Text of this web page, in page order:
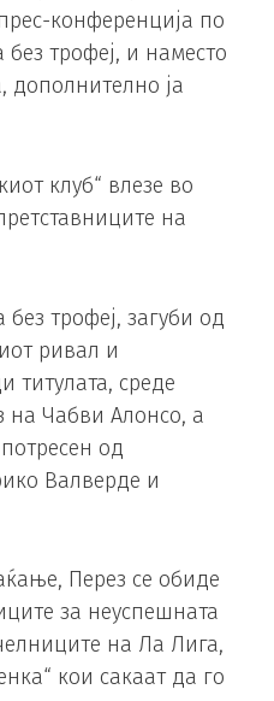
конференција по
без трофеј, и наместо
дополнително ја
клуб“ влезе во
на
трофеј, загуби од
ривал и
титулата, среде
на Чабви Алонсо, а
од
Валверде и
Перез се обиде
за неуспешната
на Ла Лига,
кои сакаат да го